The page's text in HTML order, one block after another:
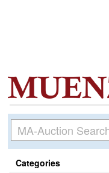
Categories